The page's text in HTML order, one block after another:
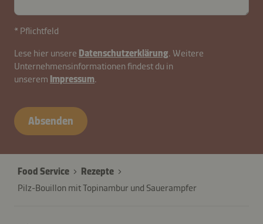
* Pflichtfeld
Lese hier unsere Datenschutzerklärung. Weitere
Unternehmensinformationen findest du in
unserem Impressum.
B2B-
27845-
Absenden
Food Service
Rezepte
Pilz-Bouillon mit Topinambur und Sauerampfer